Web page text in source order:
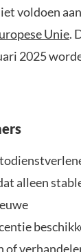
voldoen
Unie.
2025
alleen
of